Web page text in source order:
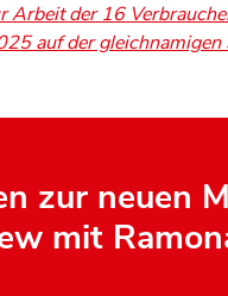
Arbeit der 16
auf der gleichnamigen
zur neuen
mit